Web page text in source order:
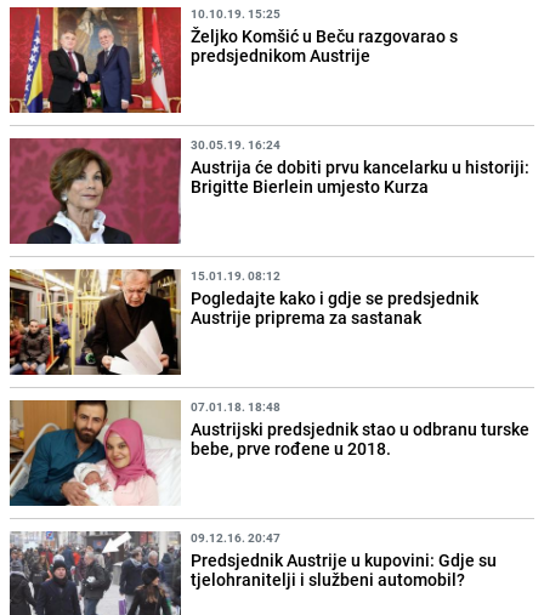
10.10.19. 15:25
Željko Komšić u Beču razgovarao s
predsjednikom Austrije
30.05.19. 16:24
Austrija će dobiti prvu kancelarku u historiji:
Brigitte Bierlein umjesto Kurza
15.01.19. 08:12
Pogledajte kako i gdje se predsjednik
Austrije priprema za sastanak
07.01.18. 18:48
Austrijski predsjednik stao u odbranu turske
bebe, prve rođene u 2018.
09.12.16. 20:47
Predsjednik Austrije u kupovini: Gdje su
tjelohranitelji i službeni automobil?